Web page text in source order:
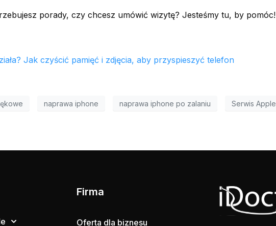
porady, czy chcesz umówić wizytę? Jesteśmy tu, by pomóc!
Jak czyścić pamięć i zdjęcia, aby przyspieszyć telefon
naprawa iphone naprawa iphone po zalaniu Serwis Apple
Firma
Oferta dla biznesu